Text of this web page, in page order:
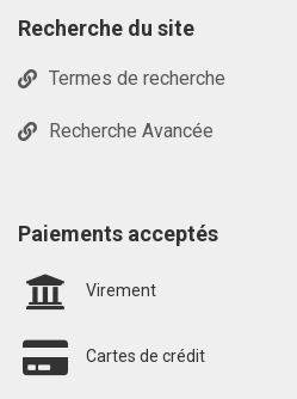
Recherche du site
Termes de recherche
Recherche Avancée
Paiements acceptés
Virement
Cartes de crédit